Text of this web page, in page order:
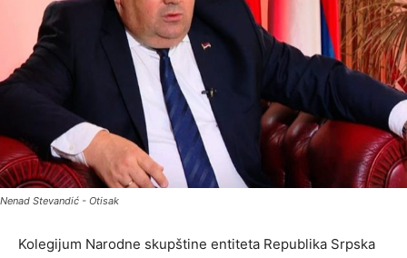
Nenad Stevandić - Otisak
Kolegijum Narodne skupštine entiteta Republika Srpska